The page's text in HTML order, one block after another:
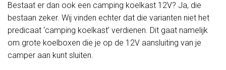
Bestaat er dan ook een camping koelkast 12V? Ja, die
bestaan zeker. Wij vinden echter dat die varianten niet het
predicaat ‘camping koelkast’ verdienen. Dit gaat namelijk
om grote koelboxen die je op de 12V aansluiting van je
camper aan kunt sluiten.